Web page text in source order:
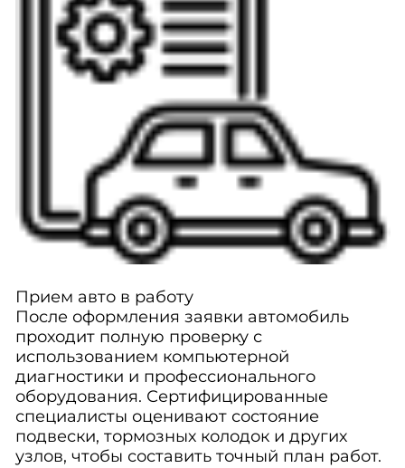
Прием авто в работу
После оформления заявки автомобиль
проходит полную проверку с
использованием компьютерной
диагностики и профессионального
оборудования. Сертифицированные
специалисты оценивают состояние
подвески, тормозных колодок и других
узлов, чтобы составить точный план работ.